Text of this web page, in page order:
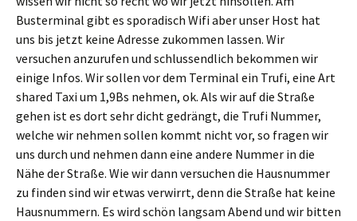
Busterminal gibt es sporadisch Wifi aber unser Host hat
uns bis jetzt keine Adresse zukommen lassen. Wir
versuchen anzurufen und schlussendlich bekommen wir
einige Infos. Wir sollen vor dem Terminal ein Trufi, eine Art
shared Taxi um 1,9Bs nehmen, ok. Als wir auf die Straße
gehen ist es dort sehr dicht gedrängt, die Trufi Nummer,
welche wir nehmen sollen kommt nicht vor, so fragen wir
uns durch und nehmen dann eine andere Nummer in die
Nähe der Straße. Wie wir dann versuchen die Hausnummer
zu finden sind wir etwas verwirrt, denn die Straße hat keine
Hausnummern. Es wird schön langsam Abend und wir bitten